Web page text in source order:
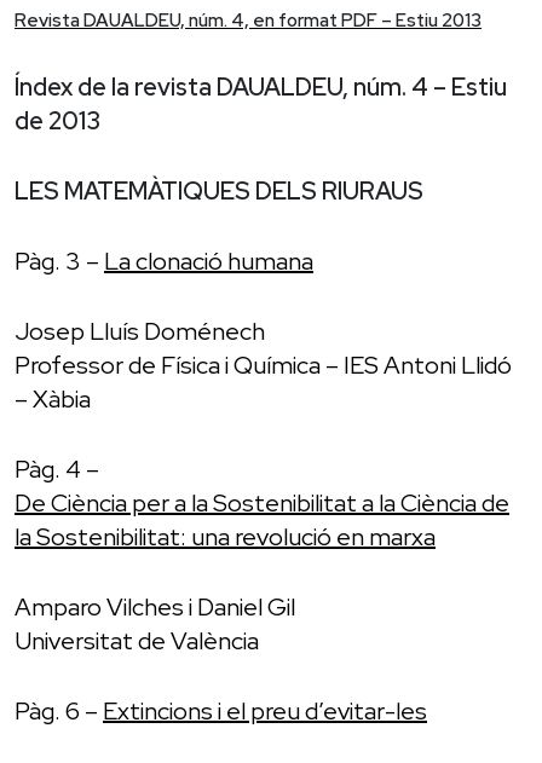
Revista DAUALDEU, núm. 4, en format PDF – Estiu 2013
Índex de la revista DAUALDEU, núm. 4 – Estiu
de 2013
LES MATEMÀTIQUES DELS RIURAUS
Pàg. 3 – La clonació humana
Josep Lluís Doménech
Professor de Física i Química – IES Antoni Llidó
– Xàbia
Pàg. 4 –
De Ciència per a la Sostenibilitat a la Ciència de
la Sostenibilitat: una revolució en marxa
Amparo Vilches i Daniel Gil
Universitat de València
Pàg. 6 – Extincions i el preu d’evitar-les